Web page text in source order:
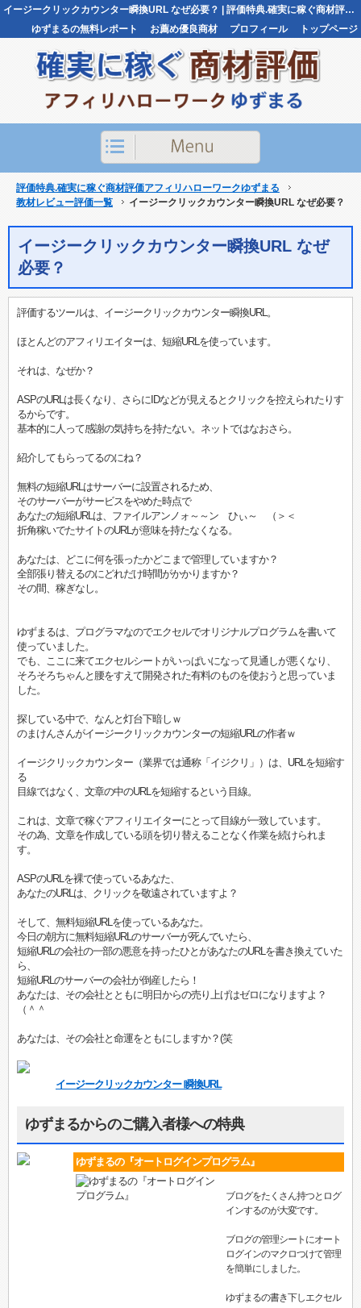
イージークリックカウンター瞬換URL なぜ必要？ | 評価特典.確実に稼ぐ商材評価アフィリハローワークゆずまる評価特典.確実に稼ぐ商材評価アフィリハローワークゆずまる
トップページ
プロフィール
お薦め優良商材
ゆずまるの無料レポート
評価特典.確実に稼ぐ商材評価アフィリハローワークゆずまる
教材レビュー評価一覧
イージークリックカウンター瞬換URL なぜ必要？
イージークリックカウンター瞬換URL なぜ
必要？
評価するツールは、イージークリックカウンター瞬換URL。
ほとんどのアフィリエイターは、短縮URLを使っています。
それは、なぜか？
ASPのURLは長くなり、さらにIDなどが見えるとクリックを控えられたりす
るからです。
基本的に人って感謝の気持ちを持たない。ネットではなおさら。
紹介してもらってるのにね？
無料の短縮URLはサーバーに設置されるため、
そのサーバーがサービスをやめた時点で
あなたの短縮URLは、ファイルアンノォ～～ン ひぃ～ （＞＜
折角稼いでたサイトのURLが意味を持たなくなる。
あなたは、どこに何を張ったかどこまで管理していますか？
全部張り替えるのにどれだけ時間がかかりますか？
その間、稼ぎなし。
ゆずまるは、プログラマなのでエクセルでオリジナルプログラムを書いて
使っていました。
でも、ここに来てエクセルシートがいっぱいになって見通しが悪くなり、
そろそろちゃんと腰をすえて開発された有料のものを使おうと思っていま
した。
探している中で、なんと灯台下暗しｗ
のまけんさんがイージークリックカウンターの短縮URLの作者ｗ
イージクリックカウンター（業界では通称「イジクリ」）は、URLを短縮す
る
目線ではなく、文章の中のURLを短縮するという目線。
これは、文章で稼ぐアフィリエイターにとって目線が一致しています。
その為、文章を作成している頭を切り替えることなく作業を続けられま
す。
ASPのURLを裸で使っているあなた、
あなたのURLは、クリックを敬遠されていますよ？
そして、無料短縮URLを使っているあなた。
今日の朝方に無料短縮URLのサーバーが死んでいたら、
短縮URLの会社の一部の悪意を持ったひとがあなたのURLを書き換えていた
ら、
短縮URLのサーバーの会社が倒産したら！
あなたは、その会社とともに明日からの売り上げはゼロになりますよ？
（＾＾
あなたは、その会社と命運をともにしますか？(笑
イージークリックカウンター 瞬換URL
ゆずまるからのご購入者様への特典
ゆずまるの『オートログインプログラム』
ブログをたくさん持つとログ
インするのが大変です。
ブログの管理シートにオート
ログインのマクロつけて管理
を簡単にしました。
ゆずまるの書き下しエクセル